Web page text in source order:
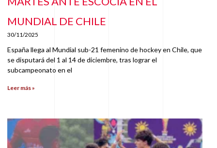
MUNDIAL DE CHILE
30/11/2025
España llega al Mundial sub-21 femenino de hockey en Chile, que
se disputará del 1 al 14 de diciembre, tras lograr el
subcampeonato en el
Leer más »